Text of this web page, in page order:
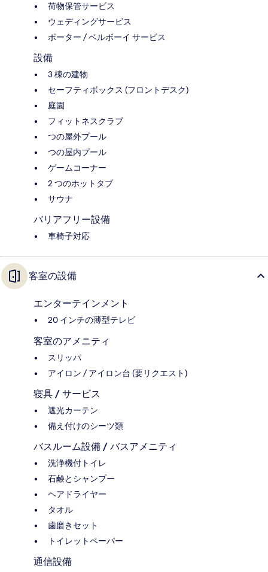
荷物保管サービス
ウェディングサービス
ポーター / ベルボーイ サービス
設備
3 棟の建物
セーフティボックス (フロントデスク)
庭園
フィットネスクラブ
つの屋外プール
つの屋内プール
ゲームコーナー
2 つのホットタブ
サウナ
バリアフリー設備
車椅子対応
客室の設備
エンターテインメント
20 インチの薄型テレビ
客室のアメニティ
スリッパ
アイロン / アイロン台 (要リクエスト)
寝具 / サービス
遮光カーテン
備え付けのシーツ類
バスルーム設備 / バスアメニティ
洗浄機付トイレ
石鹸とシャンプー
ヘアドライヤー
タオル
歯磨きセット
トイレットペーパー
通信設備